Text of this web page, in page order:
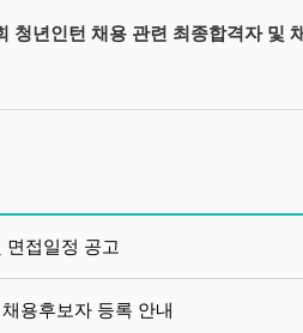
청년인턴 채용 관련 최종합격자 및
면접일정 공고
용후보자 등록 안내